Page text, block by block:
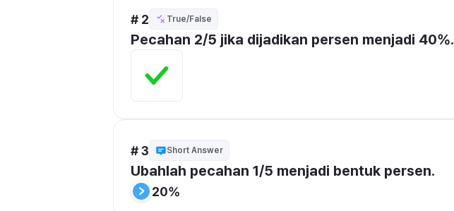
# 2 True/False
Pecahan 2/5 jika dijadikan persen menjadi 40%.
# 3 Short Answer
Ubahlah pecahan 1/5 menjadi bentuk persen.
20%